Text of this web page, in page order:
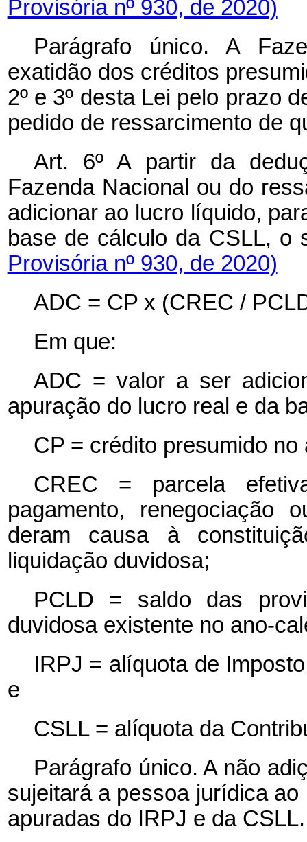
Provisória nº 930, de 2020)
Parágrafo único. A
exatidão dos créditos
2º e 3º desta Lei pelo prazo
pedido de ressarcimento de
Art. 6º A partir da
Fazenda Nacional ou do
adicionar ao lucro líquido,
base de cálculo da
Provisória nº 930, de 2020)
ADC = CP x (CREC /
Em que:
ADC = valor a ser
apuração do lucro real e da
CP = crédito presumido
CREC = parcela
pagamento, renegociação
deram causa à
liquidação duvidosa;
PCLD = saldo das
duvidosa existente no ano-
IRPJ = alíquota de
e
CSLL = alíquota da
Parágrafo único. A não
sujeitará a pessoa jurídica
apuradas do IRPJ e da CSLL.